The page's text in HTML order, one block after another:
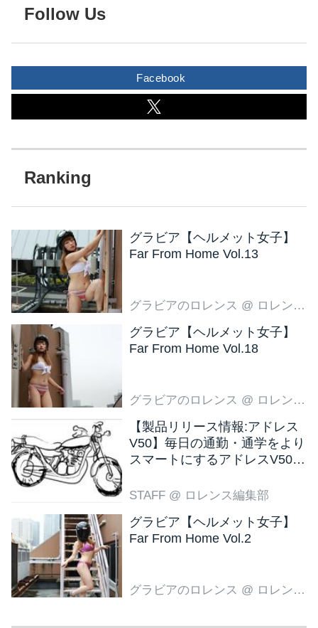
Follow Us
Facebook
グラビア【ヘルメット女子】
Far From Home Vol.13
グラビアのロレンス @ ロレンス編集部
グラビア【ヘルメット女子】
Far From Home Vol.18
グラビアのロレンス @ ロレンス編集部
【製品リリース情報:アドレス
V50】毎日の通勤・通学をより
スマートにするアドレスV50
STAFF @ ロレンス編集部
グラビア【ヘルメット女子】
Far From Home Vol.2
グラビアのロレンス @ ロレンス編集部